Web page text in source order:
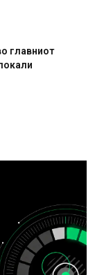
се
воена